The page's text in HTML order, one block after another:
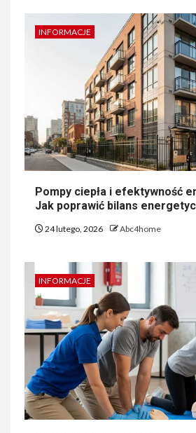
INFORMACJE
Pompy ciepła i efektywność
Jak poprawić bilans
24 lutego, 2026 Abc4home
INFORMACJE